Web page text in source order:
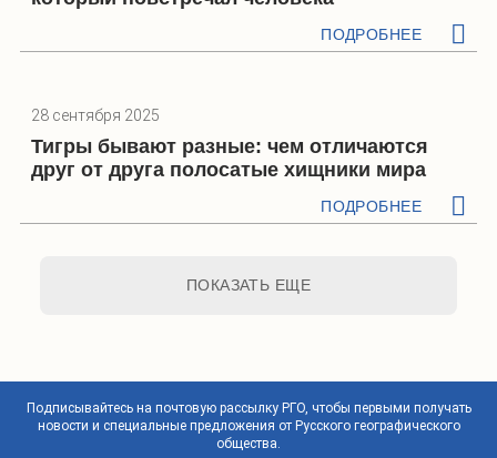
ПОДРОБНЕЕ
28 сентября 2025
Тигры бывают разные: чем отличаются
друг от друга полосатые хищники мира
ПОДРОБНЕЕ
ПОКАЗАТЬ ЕЩЕ
Подписывайтесь на почтовую рассылку РГО, чтобы первыми получать
новости и специальные предложения от Русского географического
общества.